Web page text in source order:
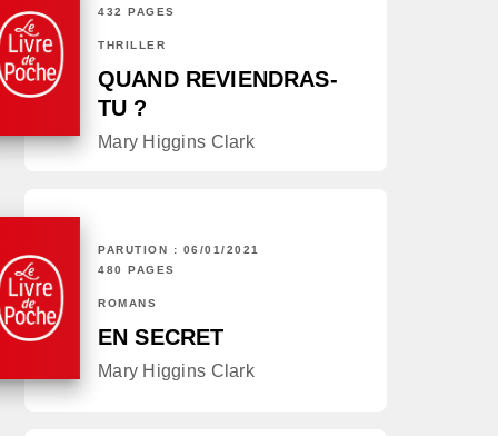
432 PAGES
THRILLER
QUAND REVIENDRAS-
TU ?
Mary Higgins Clark
PARUTION : 06/01/2021
480 PAGES
ROMANS
EN SECRET
Mary Higgins Clark